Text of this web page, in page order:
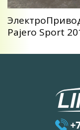
Pajero Sport